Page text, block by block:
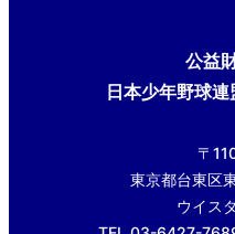
公益
日本少年野球
〒
東京都台東区
ウイス